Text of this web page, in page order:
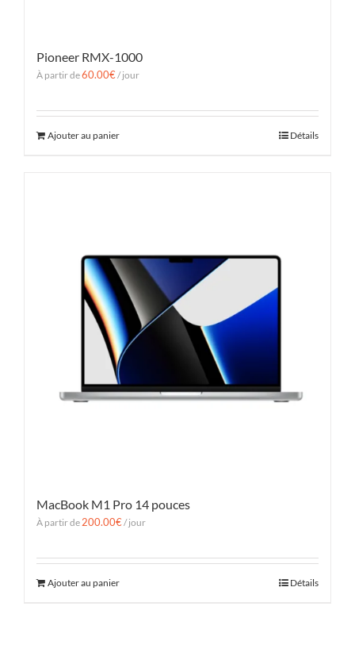
Pioneer RMX-1000
À partir de60.00€/ jour
Ajouter au panier Détails
MacBook M1 Pro 14 pouces
À partir de200.00€/ jour
Ajouter au panier Détails